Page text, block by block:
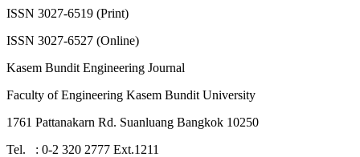
ISSN 3027-6519 (Print)
ISSN 3027-6527 (Online)
Kasem Bundit Engineering Journal
Faculty of Engineering Kasem Bundit University
1761 Pattanakarn Rd. Suanluang Bangkok 10250
Tel. : 0-2 320 2777 Ext.1211